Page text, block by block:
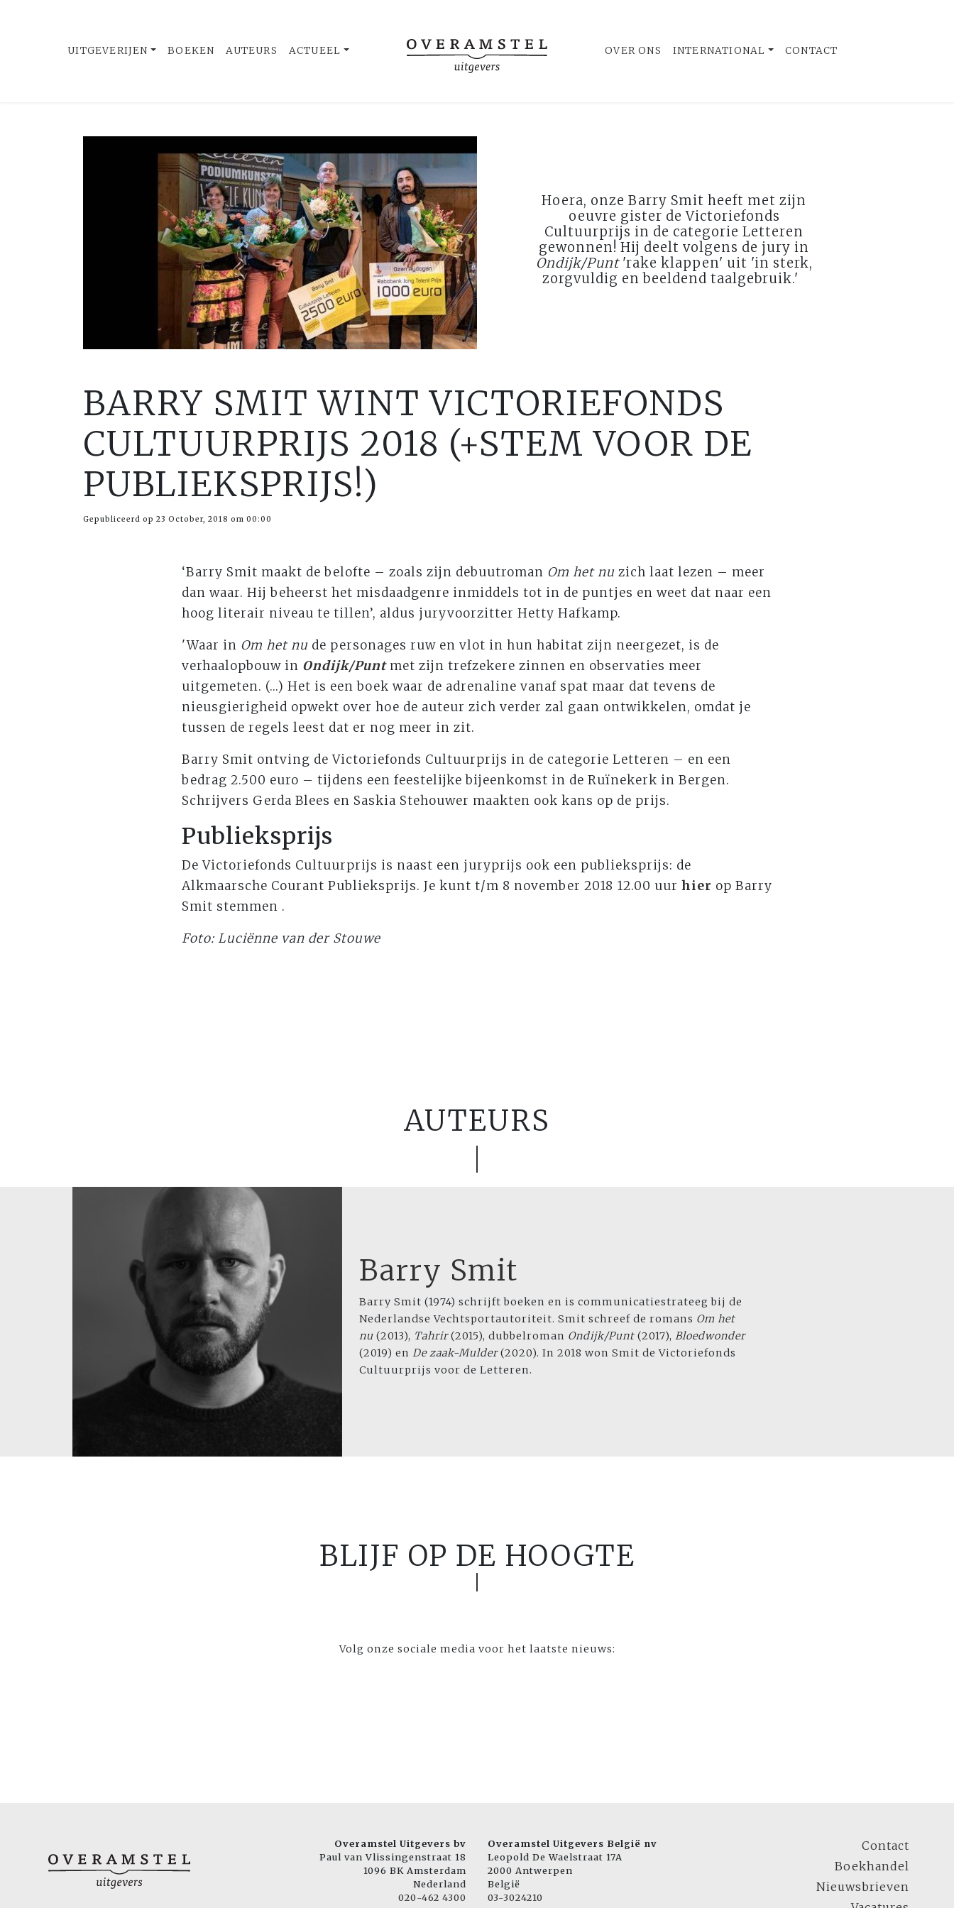
UITGEVERIJEN BOEKEN AUTEURS ACTUEEL OVER ONS INTERNATIONAL CONTACT
Hoera, onze Barry Smit heeft met zijn
oeuvre gister de Victoriefonds
Cultuurprijs in de categorie Letteren
gewonnen! Hij deelt volgens de jury in
Ondijk/Punt'rake klappen' uit 'in sterk,
zorgvuldig en beeldend taalgebruik.'
BARRY SMIT WINT VICTORIEFONDS
CULTUURPRIJS 2018 (+STEM VOOR DE
PUBLIEKSPRIJS!)
Gepubliceerd op 23 October, 2018 om 00:00
‘Barry Smit maakt de belofte – zoals zijn debuutroman Om het nuzich laat lezen – meer
dan waar. Hij beheerst het misdaadgenre inmiddels tot in de puntjes en weet dat naar een
hoog literair niveau te tillen’, aldus juryvoorzitter Hetty Hafkamp.
'Waar in Om het nude personages ruw en vlot in hun habitat zijn neergezet, is de
verhaalopbouw in Ondijk/Punt met zijn trefzekere zinnen en observaties meer
uitgemeten. (...) Het is een boek waar de adrenaline vanaf spat maar dat tevens de
nieusgierigheid opwekt over hoe de auteur zich verder zal gaan ontwikkelen, omdat je
tussen de regels leest dat er nog meer in zit.
Barry Smit ontving de Victoriefonds Cultuurprijs in de categorie Letteren – en een
bedrag 2.500 euro – tijdens een feestelijke bijeenkomst in de Ruïnekerk in Bergen.
Schrijvers Gerda Blees en Saskia Stehouwer maakten ook kans op de prijs.
Publieksprijs
De Victoriefonds Cultuurprijs is naast een juryprijs ook een publieksprijs: de
Alkmaarsche Courant Publieksprijs. Je kunt t/m 8 november 2018 12.00 uur hier op Barry
Smit stemmen .
Foto: Luciënne van der Stouwe
AUTEURS
Barry Smit
Barry Smit (1974) schrijft boeken en is communicatiestrateeg bij de
Nederlandse Vechtsportautoriteit. Smit schreef de romans Om het
nu (2013), Tahrir(2015), dubbelroman Ondijk/Punt (2017), Bloedwonder
(2019) en De zaak-Mulder(2020). In 2018 won Smit de Victoriefonds
Cultuurprijs voor de Letteren.
BLIJF OP DE HOOGTE
Volg onze sociale media voor het laatste nieuws:
Overamstel Uitgevers bv
Paul van Vlissingenstraat 18
1096 BK Amsterdam
Nederland
020-462 4300
Overamstel Uitgevers België nv
Leopold De Waelstraat 17A
2000 Antwerpen
België
03-3024210
Contact
Boekhandel
Nieuwsbrieven